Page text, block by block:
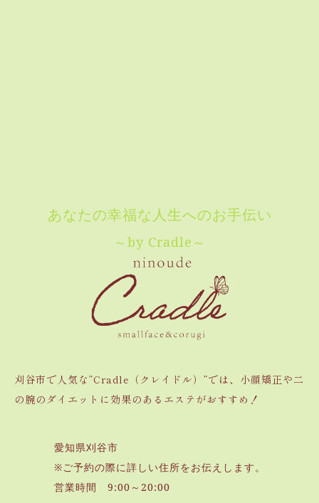
あなたの幸福な人生へのお手伝い
～by Cradle～
刈谷市で人気な”Cradle（クレイドル）”では、小顔矯正や二
の腕のダイエットに効果のあるエステがおすすめ！
愛知県刈谷市
※ご予約の際に詳しい住所をお伝えします。
営業時間 9:00～20:00